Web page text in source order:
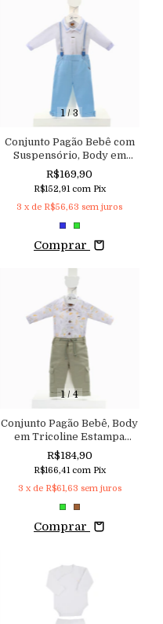
1/3
Conjunto Pagão Bebê com
Suspensório, Body em
Malha Macia e Calça em
Malha Trabalhada
R$169,90
R$152,91 com Pix
3 x de R$56,63 sem juros
Comprar
1/ 4
Conjunto Pagão Bebê, Body
em Tricoline Estampa
Lúdica de Dinossauro e
Calça em Moletinho
R$184,90
R$166,41 com Pix
3 x de R$61,63 sem juros
Comprar